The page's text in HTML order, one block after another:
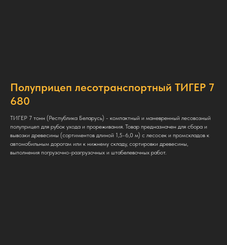
Полуприцеп лесотранспортный ТИГЕР 7
680
ТИГЕР 7 тонн (Республика Беларусь) - компактный и маневренный лесовозный
полуприцеп для рубок ухода и прореживания. Товар предназначен для сбора и
вывозки древесины (сортиментов длиной 1,5-6,0 м) с лесосек и промскладов к
автомобильным дорогам или к нижнему складу, сортировки древесины,
выполнения погрузочно-разгрузочных и штабелевочных работ.